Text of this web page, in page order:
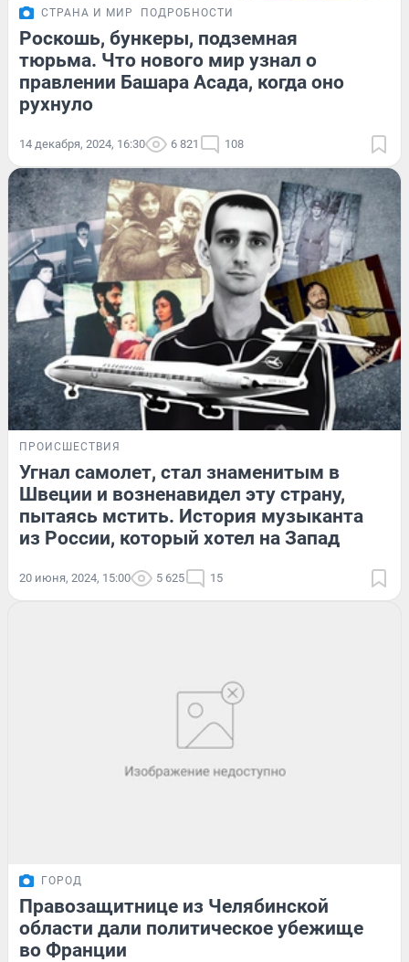
СТРАНА И МИР ПОДРОБНОСТИ
Роскошь, бункеры, подземная
тюрьма. Что нового мир узнал о
правлении Башара Асада, когда оно
рухнуло
14 декабря, 2024, 16:30 6 821 108
ПРОИСШЕСТВИЯ
Угнал самолет, стал знаменитым в
Швеции и возненавидел эту страну,
пытаясь мстить. История музыканта
из России, который хотел на Запад
20 июня, 2024, 15:00 5 625 15
ГОРОД
Правозащитнице из Челябинской
области дали политическое убежище
во Франции